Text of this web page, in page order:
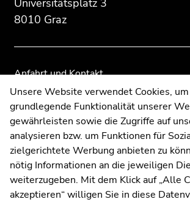
Universitätsplatz 3
8010 Graz
Anfahrt und Kontakt
Kommunikation und
Moodle
UNIGRAZonline
Impressum
Datenschutzerklärung
Cookie-Einstellungen
Barrierefreiheitserklärung
Übersicht
Übersicht
Unsere Website verwendet Cookies,
grundlegende Funktionalität unserer
gewährleisten sowie die Zugriffe auf
analysieren bzw. um Funktionen für
zielgerichtete Werbung anbieten zu
nötig Informationen an die jeweiligen
weiterzugeben. Mit dem Klick auf „Alle
akzeptieren“ willigen Sie in diese